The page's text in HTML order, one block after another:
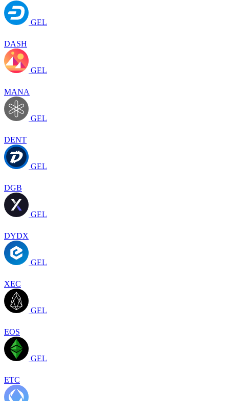
GEL
DASH
GEL
MANA
GEL
DENT
GEL
DGB
GEL
DYDX
GEL
XEC
GEL
EOS
GEL
ETC